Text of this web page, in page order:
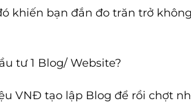
khiến bạn đắn đo trăn trở
tư 1 Blog/ Website?
VNĐ tạo lập Blog để rồi chợt